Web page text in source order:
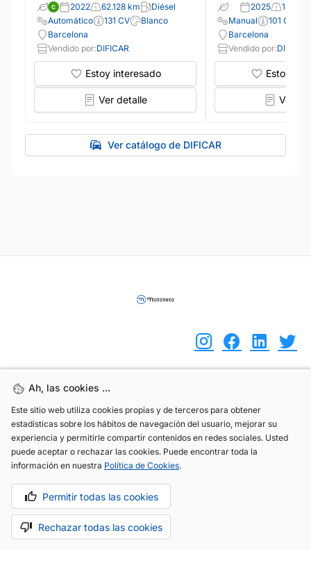
2022 62.128 km
Diésel
Automático
131 CV
Blanco
Barcelona
Vendido por:DIFICAR
Estoy interesado
Ver detalle
2025
13.600
Manual
101 CV
Barcelona
Vendido por:DIFICAR
Estoy
Ver
Ver catálogo de DIFICAR
Ah, las cookies ...
Este sitio web utiliza cookies propias y de terceros para obtener
estadísticas sobre los hábitos de navegación del usuario, mejorar su
experiencia y permitirle compartir contenidos en redes sociales. Usted
puede aceptar o rechazar las cookies. Puede encontrar toda la
información en nuestra Política de Cookies.
Permitir todas las cookies
Rechazar todas las cookies
Ah, las cookies ...
Este sitio web utiliza cookies propias y de terceros para obtener
estadísticas sobre los hábitos de navegación del usuario, mejorar su
experiencia y permitirle compartir contenidos en redes sociales. Usted
puede aceptar o rechazar las cookies. Puede encontrar toda la
información en nuestra Política de Cookies.
Permitir todas las cookies
Rechazar todas las cookies
info@motoreto.com
Aviso legal Política de cookies